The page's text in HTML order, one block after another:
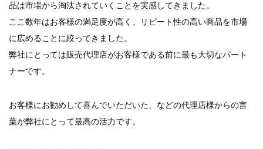
品は市場から淘汰されていくことを実感してきました。
ここ数年はお客様の満足度が高く、リピート性の高い商品を市場
に広めることに絞ってきました。
弊社にとっては販売代理店がお客様である前に最も大切なパート
ナーです。
お客様にお勧めして喜んでいただいた、などの代理店様からの言
葉が弊社にとって最高の活力です。